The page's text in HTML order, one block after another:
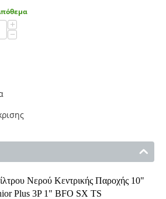
+
−
Νερού Κεντρικής Παροχής 10"
Plus 3P 1" BFO SX TS